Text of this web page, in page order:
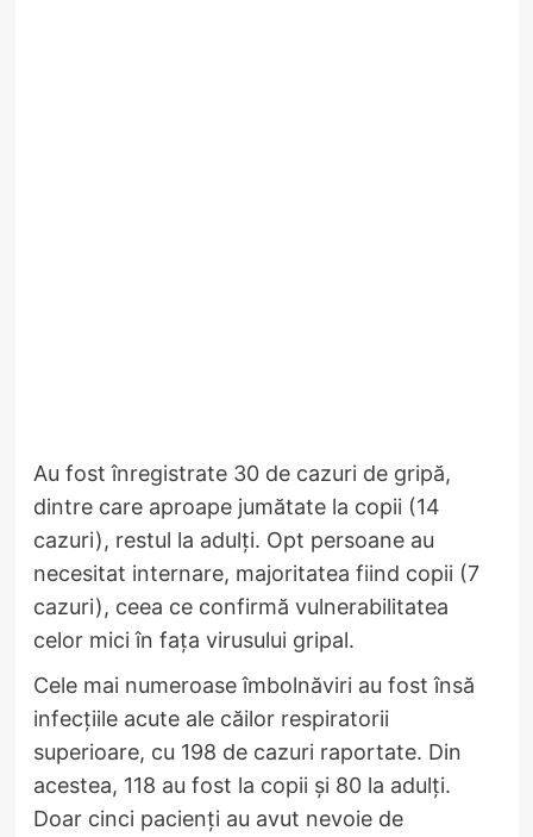
Au fost înregistrate 30 de cazuri de gripă,
dintre care aproape jumătate la copii (14
cazuri), restul la adulți. Opt persoane au
necesitat internare, majoritatea fiind copii (7
cazuri), ceea ce confirmă vulnerabilitatea
celor mici în fața virusului gripal.
Cele mai numeroase îmbolnăviri au fost însă
infecțiile acute ale căilor respiratorii
superioare, cu 198 de cazuri raportate. Din
acestea, 118 au fost la copii și 80 la adulți.
Doar cinci pacienți au avut nevoie de